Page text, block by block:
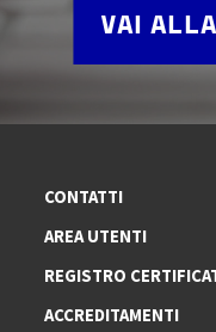
VAI
CONTATTI
AREA UTENTI
REGISTRO
ACCREDITAMENTI